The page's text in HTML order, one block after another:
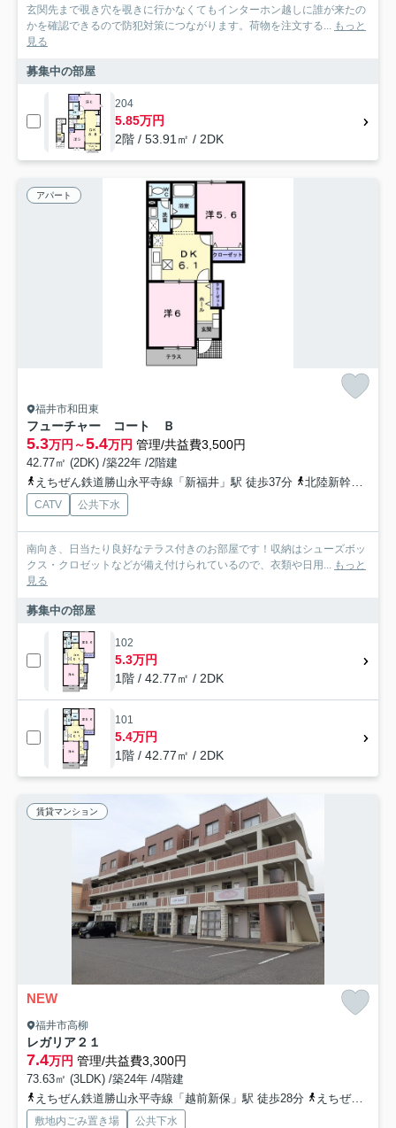
玄関先まで覗き穴を覗きに行かなくてもインターホン越しに誰が来たの
かを確認できるので防犯対策につながります。荷物を注文する...
もっと
見る
募集中の部屋
204
5.85万円
2階 / 53.91㎡ / 2DK
アパート
福井市和田東
フューチャー コート Ｂ
5.3万円～5.4万円 管理/共益費3,500円
42.77㎡ (2DK) /築22年 /2階建
えちぜん鉄道勝山永平寺線「新福井」駅 徒歩37分
北陸新幹線「福井」駅 徒歩37分
CATV 公共下水
南向き、日当たり良好なテラス付きのお部屋です！収納はシューズボッ
クス・クロゼットなどが備え付けられているので、衣類や日用...
もっと
見る
募集中の部屋
102
5.3万円
1階 / 42.77㎡ / 2DK
101
5.4万円
1階 / 42.77㎡ / 2DK
賃貸マンション
NEW
福井市高柳
レガリア２１
7.4万円 管理/共益費3,300円
73.63㎡ (3LDK) /築24年 /4階建
えちぜん鉄道勝山永平寺線「越前新保」駅 徒歩28分
えちぜん鉄道勝山永平寺線「越前開発」駅 徒歩29分
敷地内ごみ置き場 公共下水